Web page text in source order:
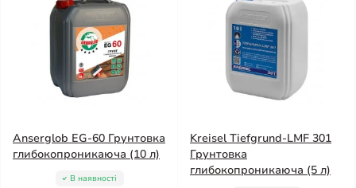
Anserglob EG-60 Грунтовка
глибокопроникаюча (10 л)
В наявності
Kreisel Tiefgrund-LMF 301
Грунтовка
глибокопроникаюча (5 л)